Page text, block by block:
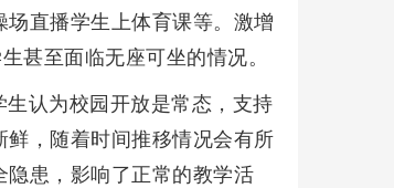
直播学生上体育课等。激增
甚至面临无座可坐的情况。
认为校园开放是常态，支持
，随着时间推移情况会有所
患，影响了正常的教学活